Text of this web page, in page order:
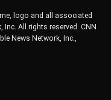
logo and all associated
All rights reserved. CNN
News Network, Inc.,